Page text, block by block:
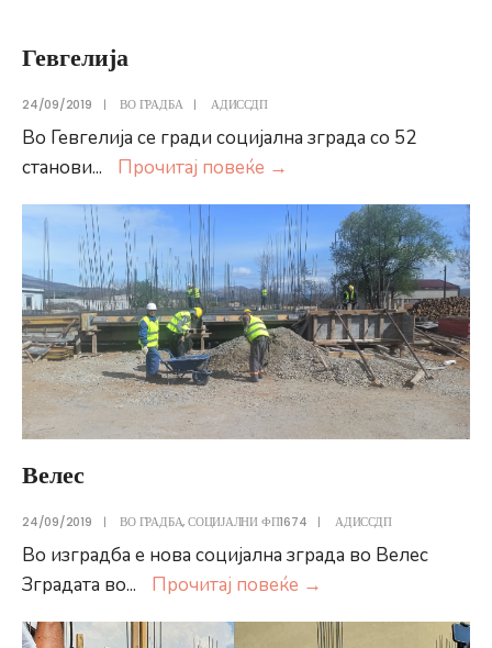
Гевгелија
24/09/2019 | ВО ГРАДБА | АДИССДП
Во Гевгелија се гради социјална зграда со 52
станови... Прочитај повеќе →
Велес
24/09/2019 | ВО ГРАДБА,СОЦИЈАЛНИ ФП1674 | АДИССДП
Во изградба е нова социјална зграда во Велес
Зградата во... Прочитај повеќе →